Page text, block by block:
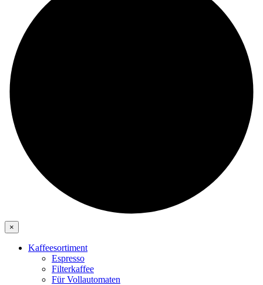
×
Kaffeesortiment
Espresso
Filterkaffee
Für Vollautomaten